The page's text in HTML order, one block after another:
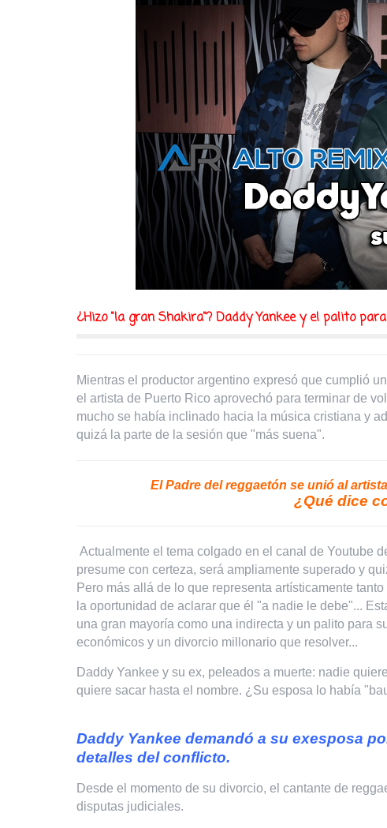
¿Hizo "la gran Shakira"? Daddy Yankee y el palito
Mientras el productor argentino expresó que cumplió
el artista de Puerto Rico aprovechó para terminar de
mucho se había inclinado hacia la música cristiana y
quizá la parte de la sesión que "más suena".
El Padre del reggaetón se unió al
¿Qué dice
Actualmente el tema colgado en el canal de Youtube
presume con certeza, será ampliamente superado y
Pero más allá de lo que representa artísticamente
la oportunidad de aclarar que él "a nadie le debe"...
una gran mayoría como una indirecta y un palito para
económicos y un divorcio millonario que resolver...
Daddy Yankee y su ex, peleados a muerte: nadie
quiere sacar hasta el nombre. ¿Su esposa lo había
Daddy Yankee demandó a su exesposa
detalles del conflicto.
Desde el momento de su divorcio, el cantante de
disputas judiciales.